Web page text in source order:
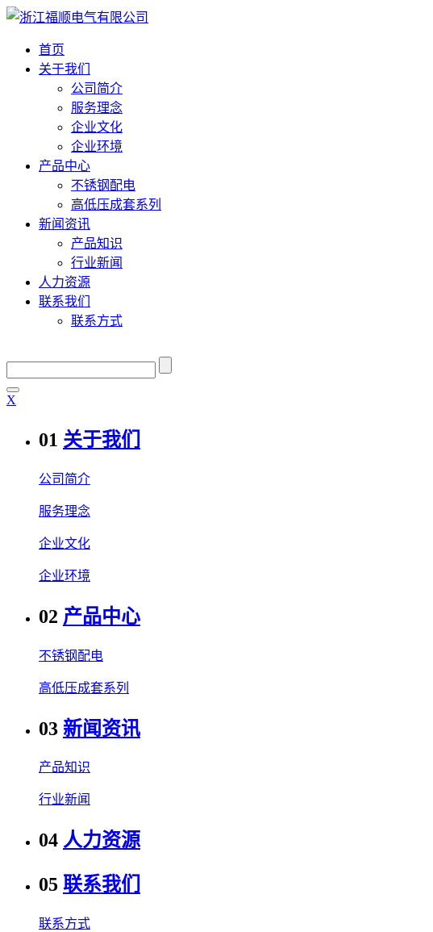
首页
关于我们
公司简介
服务理念
企业文化
企业环境
产品中心
不锈钢配电
高低压成套系列
新闻资讯
产品知识
行业新闻
人力资源
联系我们
联系方式
Χ
01 关于我们
公司简介
服务理念
企业文化
企业环境
02 产品中心
不锈钢配电
高低压成套系列
03 新闻资讯
产品知识
行业新闻
04 人力资源
05 联系我们
联系方式